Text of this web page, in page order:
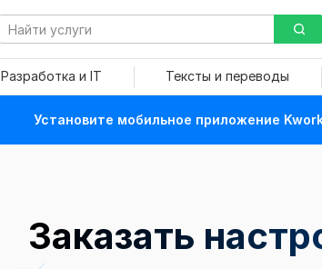
Разработка и IT Тексты и переводы
Установите мобильное приложение
Заказать